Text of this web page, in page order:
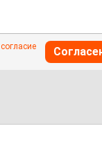
согласие